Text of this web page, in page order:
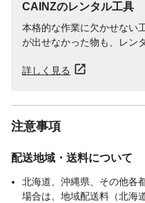
CAINZのレンタル工具
本格的な作業に欠かせない
が出せなかった物も、レン
詳しく見る
注意事項
配送地域・送料について
北海道、沖縄県、その他各
場合は、地域配送料（北海